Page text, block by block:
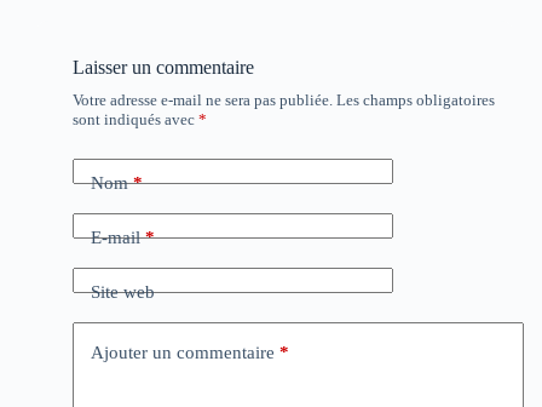
Laisser un commentaire
Votre adresse e-mail ne sera pas publiée. Les champs obligatoires
sont indiqués avec *
Nom*
E-mail*
Site web
Ajouter un commentaire *